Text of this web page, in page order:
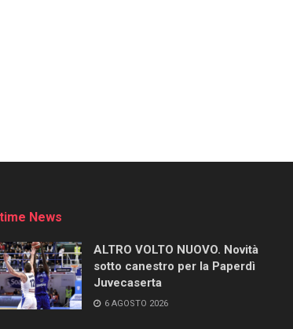
News
ALTRO VOLTO NUOVO. Novità
sotto canestro per la Paperdì
Juvecaserta
6 AGOSTO 2026